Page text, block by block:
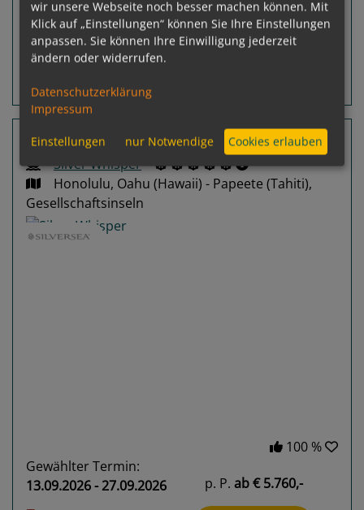
Ausgebucht
Routeninfos
14 Nächte Hawaii, Polynesien
Silver Whisper
Honolulu, Oahu (Hawaii) - Papeete (Tahiti),
Gesellschaftsinseln
100 %
Gewählter Termin:
13.09.2026 - 27.09.2026
p. P. ab€ 5.760,-
wir unsere Webseite noch besser machen können. Mit
Klick auf „Einstellungen“ können Sie Ihre Einstellungen
anpassen. Sie können Ihre Einwilligung jederzeit
ändern oder widerrufen.
Datenschutzerklärung
Impressum
Einstellungen nur Notwendige Cookies erlauben